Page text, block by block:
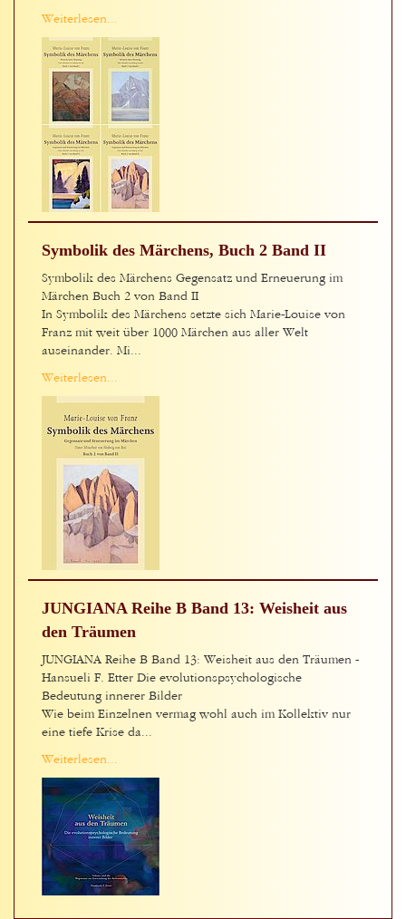
Weiterlesen...
Symbolik des Märchens, Buch 2 Band II
Symbolik des Märchens Gegensatz und Erneuerung im
Märchen Buch 2 von Band II
In Symbolik des Märchens setzte sich Marie-Louise von
Franz mit weit über 1000 Märchen aus aller Welt
auseinander. Mi...
Weiterlesen...
JUNGIANA Reihe B Band 13: Weisheit aus
den Träumen
JUNGIANA Reihe B Band 13: Weisheit aus den Träumen -
Hansueli F. Etter Die evolutionspsychologische
Bedeutung innerer Bilder
Wie beim Einzelnen vermag wohl auch im Kollektiv nur
eine tiefe Krise da...
Weiterlesen...